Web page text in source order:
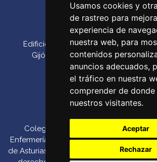
Usamos cookies y
de rastreo para
experiencia de
nuestra web, para
contenidos
anuncios adecuados,
el tráfico en nuestra
comprender de donde
nuestros visitantes.
Aceptar
Rechazar
Email:
Delegación
Edificio Impulsa, Oficina 6. Parque
Gijón. Calle Los Prados, 166 C.P.
Teléfono:985 23 25
Colegio Oficial de
Enfermería del Principado
de Asturias 2026. Todos los